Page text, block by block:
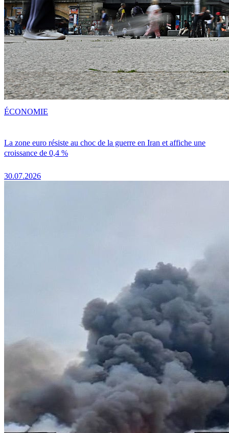
La zone euro résiste au choc de la guerre en Iran et affiche une
croissance de 0,4 %
30.07.2026
ÉCONOMIE